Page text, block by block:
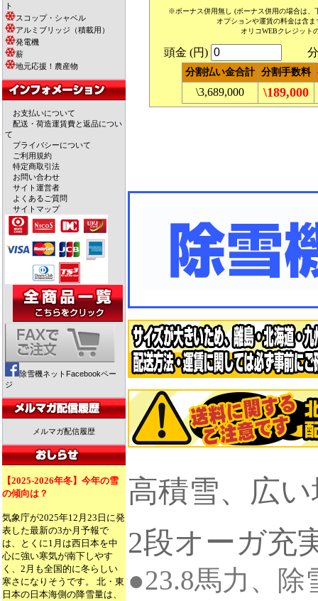
ト
スコップ・シャベル
アルミブリッジ（積載用）
発電機
薪
地元応援！農産物
お支払いについて
配送・荷造運賃費と返品につい
て
プライバシーについて
ご利用規約
特定商取引法
お問い合わせ
サイト運営者
よくあるご質問
サイトマップ
除雪機ネットFacebookペー
ジ
メルマガ配信履歴
【2025-2026年冬】今年の雪
の傾向は？
気象庁が2025年12月23日に発
表した最新の3か月予報で
は、とくに1月は西日本を中
心に強い寒気が南下しやす
く、2月も全国的に冬らしい
寒さになりそうです。 北・東
日本の日本海側の降雪量は、
※ボーナス併用無し (ボーナス併用の場合は、
オプションや運賃の料金は含
オリコWEBクレジット
頭金 (円) 分
分割払い金合計 分割手数料
\3,689,000 \189,000
高積雪、広
2段オーガ充
●23.8馬力、除